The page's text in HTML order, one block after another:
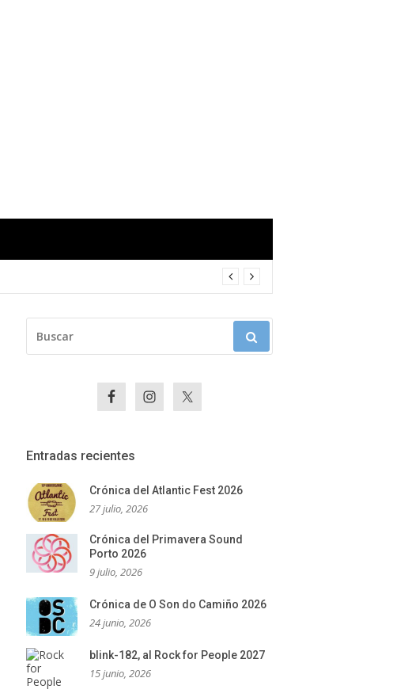
Entradas recientes
Crónica del Atlantic Fest 2026
27 julio, 2026
Crónica del Primavera Sound
Porto 2026
9 julio, 2026
Crónica de O Son do Camiño 2026
24 junio, 2026
blink-182, al Rock for People 2027
15 junio, 2026